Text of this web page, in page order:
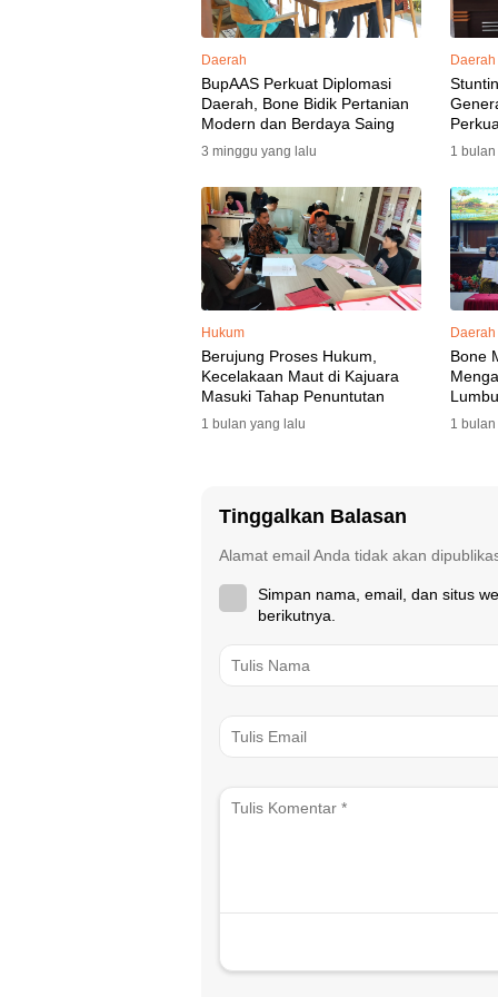
Daerah
BupAAS Perkuat Diplomasi
Daerah, Bone Bidik Pertanian
Modern dan Berdaya Saing
3 minggu yang lalu
Daerah
1
Hukum
Berujung Proses Hukum,
Kecelakaan Maut di Kajuara
Masuki Tahap Penuntutan
1 bulan yang lalu
Daerah
Bone
1
Tinggalkan Balasan
Alamat email Anda tidak akan
Simpan nama, email, dan situs
berikutnya.